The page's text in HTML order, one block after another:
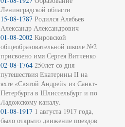
Ленинградской области
15-08-1787 Родился Алябьев
Александр Александрович
01-08-2002 Кировской
общеобразовательной школе №2
присвоено имя Сергея Витченко
02-08-1764 250лет со дня
путешествия Екатерины II на
яхте «Святой Андрей» из Санкт-
Петербурга в Шлиссельбург и по
Ладожскому каналу.
01-08-1917 1 августа 1917 года,
было открыто движение поездов